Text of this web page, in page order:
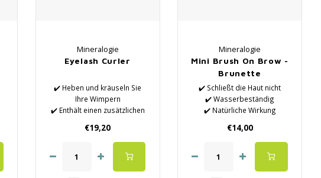
Mineralogie
Eyelash Curler
✔️ Heben und kräuseln Sie
Ihre Wimpern
✔️ Enthält einen zusätzlichen
€19,20
Mineralogie
Mini Brush On Brow -
Brunette
✔️ Schließt die Haut nicht
✔️ Wasserbeständig
✔️ Natürliche Wirkung
€14,00